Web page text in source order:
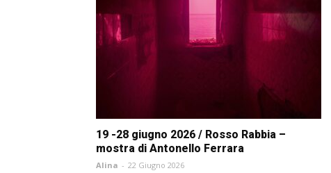
19 -28 giugno 2026 / Rosso Rabbia –
mostra di Antonello Ferrara
Alina - 22 Giugno 2026